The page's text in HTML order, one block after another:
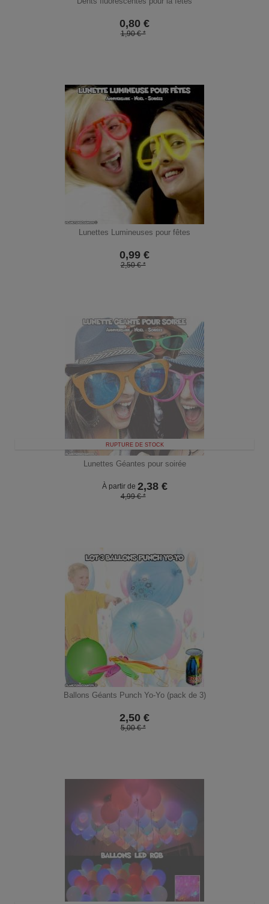
0,80 €
1,90 € *
Lunettes Lumineuses pour fêtes
0,99 €
2,50 € *
RUPTURE DE STOCK
Lunettes Géantes pour soirée
À partir de 2,38€
4,99 € *
Ballons Géants Punch Yo-Yo (pack de 3)
2,50 €
5,00 € *